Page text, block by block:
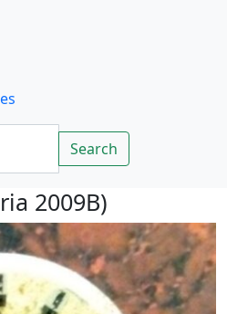
Rechercher
Search
2009B)